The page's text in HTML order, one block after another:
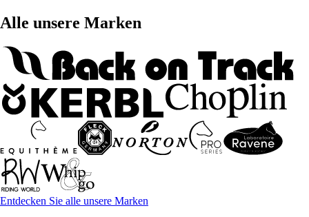
Alle unsere Marken
Entdecken Sie alle unsere Marken